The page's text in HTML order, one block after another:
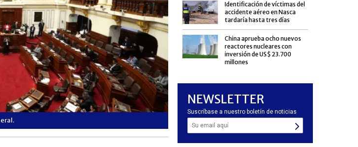
Alianzas y acuerdos definirán liderazgo del nuevo
Identificación de víctimas del
accidente aéreo en Nasca
tardaría hasta tres días
China aprueba ocho nuevos
reactores nucleares con
inversión de US$ 23.700
millones
NEWSLETTER
Suscríbase a nuestro boletín de noticias